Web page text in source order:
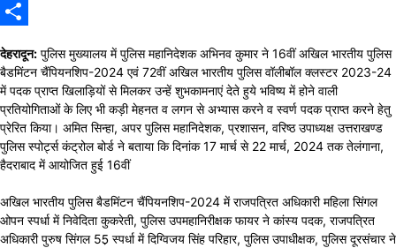
Copy
देहरादून: पुलिस मुख्यालय में पुलिस महानिदेशक अभिनव कुमार ने 16वीं अखिल भारतीय पुलिस
बैडमिंटन चैंपियनशिप-2024 एवं 72वीं अखिल भारतीय पुलिस वॉलीबॉल क्लस्टर 2023-24
में पदक प्राप्त खिलाड़ियों से मिलकर उन्हें शुभकामनाएं देते हुये भविष्य में होने वाली
प्रतियोगिताओं के लिए भी कड़ी मेहनत व लगन से अभ्यास करने व स्वर्ण पदक प्राप्त करने हेतु
प्रेरित किया। अमित सिन्हा, अपर पुलिस महानिदेशक, प्रशासन, वरिष्ठ उपाध्यक्ष उत्तराखण्ड
पुलिस स्पोर्ट्स कंट्रोल बोर्ड ने बताया कि दिनांक 17 मार्च से 22 मार्च, 2024 तक तेलंगाना,
हैदराबाद में आयोजित हुई 16वीं
अखिल भारतीय पुलिस बैडमिंटन चैंपियनशिप-2024 में राजपत्रित अधिकारी महिला सिंगल
ओपन स्पर्धा में निवेदिता कुकरेती, पुलिस उपमहानिरीक्षक फायर ने कांस्य पदक, राजपत्रित
अधिकारी पुरुष सिंगल 55़ स्पर्धा में दिग्विजय सिंह परिहार, पुलिस उपाधीक्षक, पुलिस दूरसंचार ने